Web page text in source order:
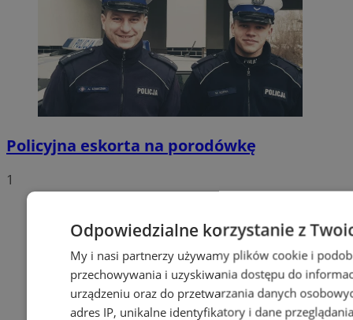
Policyjna eskorta na porodówkę
1
Odpowiedzialne korzystanie z
My i nasi partnerzy używamy plików cookie i
przechowywania i uzyskiwania dostępu do
urządzeniu oraz do przetwarzania danych
adres IP, unikalne identyfikatory i dane